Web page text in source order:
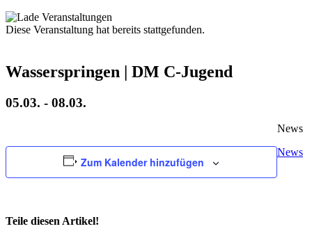
Diese Veranstaltung hat bereits stattgefunden.
Wasserspringen | DM C-Jugend
05.03. - 08.03.
Zum Kalender hinzufügen
Teile diesen Artikel!
News
News